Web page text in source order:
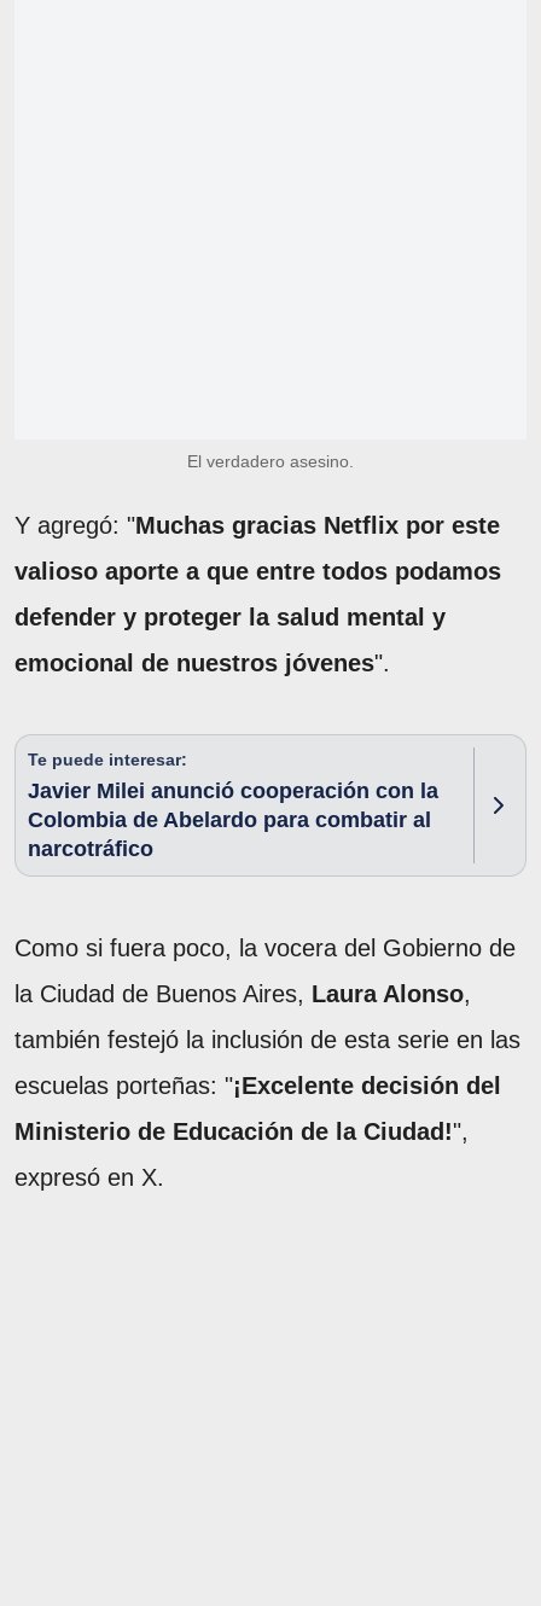
El verdadero asesino.
Y agregó: "Muchas gracias Netflix por este
valioso aporte a que entre todos podamos
defender y proteger la salud mental y
emocional de nuestros jóvenes".
Te puede interesar:
Javier Milei anunció cooperación con la
Colombia de Abelardo para combatir al
narcotráfico
Como si fuera poco, la vocera del Gobierno de
la Ciudad de Buenos Aires, Laura Alonso,
también festejó la inclusión de esta serie en las
escuelas porteñas: "¡Excelente decisión del
Ministerio de Educación de la Ciudad!",
expresó en X.